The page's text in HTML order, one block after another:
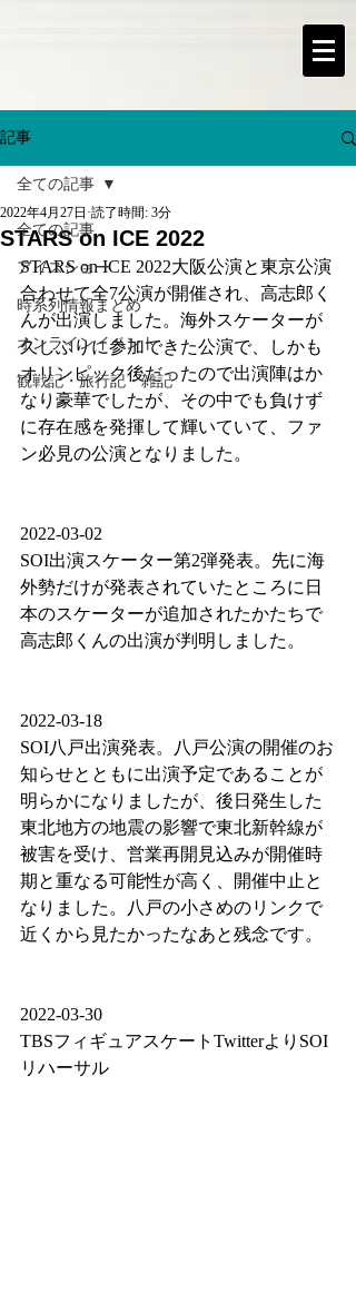
記事
全ての記事
アイスショー
時系列情報まとめ
オンラインイベント
観戦記・旅行記・雑記
全ての記事
STARS on ICE 2022
2022年4月27日 読了時間: 3分
STARS on ICE 2022大阪公演と東京公演
合わせて全7公演が開催され、高志郎く
んが出演しました。海外スケーターが
久しぶりに参加できた公演で、しかも
オリンピック後だったので出演陣はか
なり豪華でしたが、その中でも負けず
に存在感を発揮して輝いていて、ファ
ン必見の公演となりました。
2022-03-02
SOI出演スケーター第2弾発表。先に海
外勢だけが発表されていたところに日
本のスケーターが追加されたかたちで
高志郎くんの出演が判明しました。
2022-03-18
SOI八戸出演発表。八戸公演の開催のお
知らせとともに出演予定であることが
明らかになりましたが、後日発生した
東北地方の地震の影響で東北新幹線が
被害を受け、営業再開見込みが開催時
期と重なる可能性が高く、開催中止と
なりました。八戸の小さめのリンクで
近くから見たかったなあと残念です。
2022-03-30
TBSフィギュアスケートTwitterよりSOI
リハーサル